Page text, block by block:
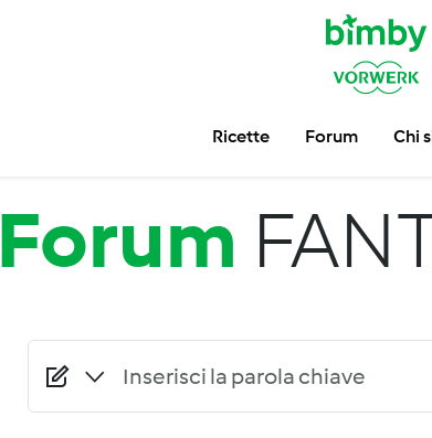
Ricette Forum Chi
Forum